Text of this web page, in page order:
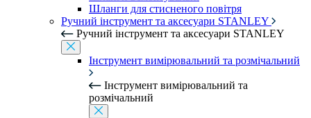
Шланги для стисненого повітря
Ручний інструмент та аксесуари STANLEY
Ручний інструмент та аксесуари STANLEY
Інструмент вимірювальний та розмічальний
Інструмент вимірювальний та
розмічальний